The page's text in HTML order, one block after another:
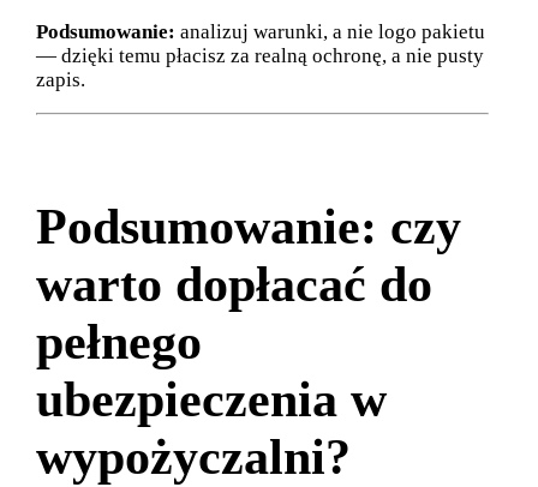
Podsumowanie: analizuj warunki, a nie logo pakietu
— dzięki temu płacisz za realną ochronę, a nie pusty
zapis.
Podsumowanie: czy
warto dopłacać do
pełnego
ubezpieczenia w
wypożyczalni?